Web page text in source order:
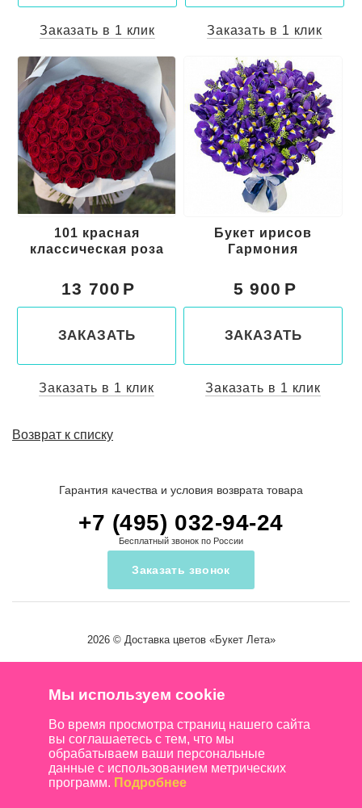
Заказать в 1 клик Заказать в 1 клик
Букет ирисов
Гармония
5 900
ЗАКАЗАТЬ
Заказать в 1 клик
101 красная
классическая роза
13 700
ЗАКАЗАТЬ
Заказать в 1 клик
Возврат к списку
Гарантия качества и условия возврата товара
+7 (495) 032-94-24
Бесплатный звонок по России
Заказать звонок
2026 © Доставка цветов«Букет Лета»
Мы используем cookie
Во время просмотра страниц нашего сайта
вы соглашаетесь с тем, что мы
обрабатываем ваши персональные
данные с использованием метрических
программ. Подробнее